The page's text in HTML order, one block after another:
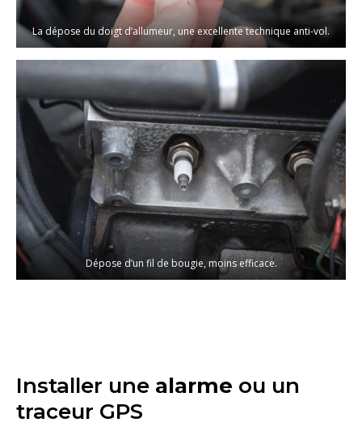
La dépose du doigt d’allumeur, une excellente technique anti-vol.
Dépose d’un fil de bougie, moins efficace.
Installer une alarme ou un
traceur GPS